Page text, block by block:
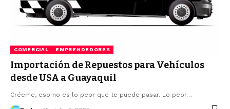
COMERCIAL EMPRENDEDORES
Importación de Repuestos para Vehículos
desde USA a Guayaquil
Créeme, eso no es lo peor que te puede pasar. Lo peor…